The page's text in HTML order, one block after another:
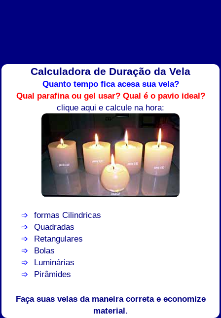
Calculadora de Duração da Vela
Quanto tempo fica acesa sua vela?
Qual parafina ou gel usar?Qual é o pavio ideal?
clique aqui e calcule na hora:
formas Cilindricas
Quadradas
Retangulares
Bolas
Luminárias
Pirâmides
Faça suas velas da maneira correta e economize
material.